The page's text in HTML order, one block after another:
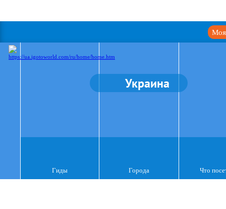
Моя
Украина
Гиды Города Что